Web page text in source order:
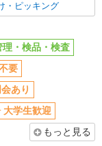
OK
月20h未満）
・ピッキング
理・検品・検査
要
あり
大学生歓迎
もっと見る